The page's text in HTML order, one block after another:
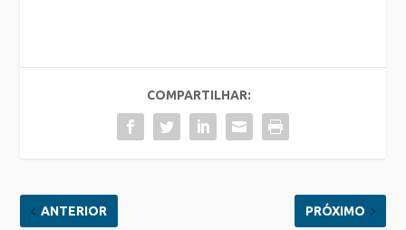
COMPARTILHAR:
ANTERIOR PRÓXIMO